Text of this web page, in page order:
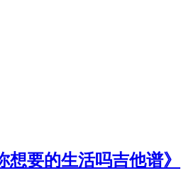
想要的生活吗吉他谱》